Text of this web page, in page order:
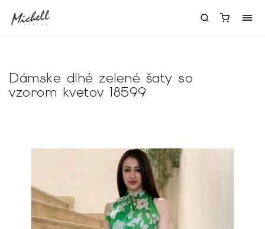
Dámske dlhé zelené šaty so
vzorom kvetov 18599